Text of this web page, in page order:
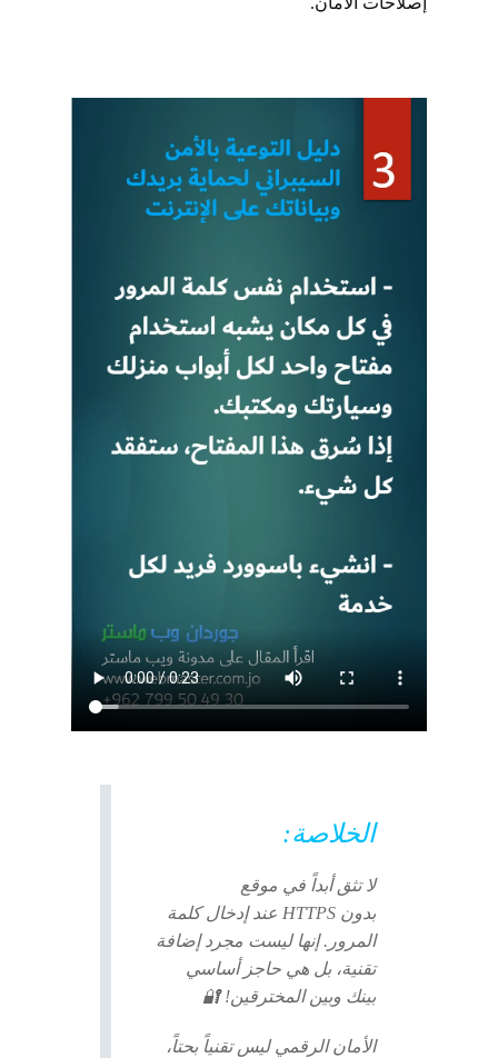
الخلاصة:
لا تثق أبداً في موقع
بدون HTTPS عند إدخال كلمة
المرور. إنها ليست مجرد إضافة
تقنية، بل هي حاجز أساسي
بينك وبين المخترقين! 🔐
الأمان الرقمي ليس تقنياً بحتاً،